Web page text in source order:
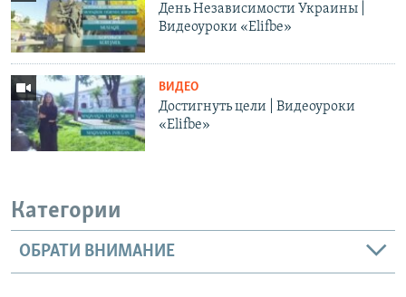
День Независимости Украины |
Видеоуроки «Elifbe»
ВИДЕО
Достигнуть цели | Видеоуроки
«Elifbe»
Категории
ОБРАТИ ВНИМАНИЕ